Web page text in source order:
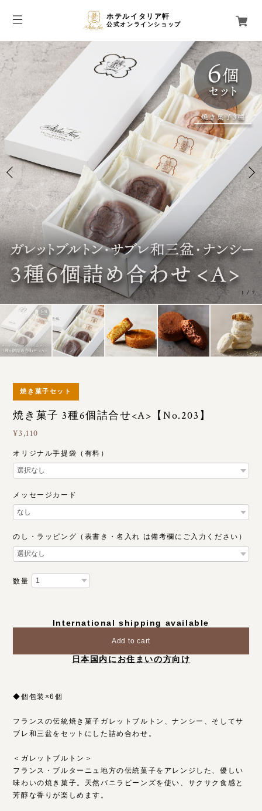
ホテルイタリア軒
公式オンラインショップ
1 /7
焼き菓子セット
焼き菓子 3種6個詰合せ<A>【No.203】
¥3,110
オリジナル手提袋（有料）
メッセージカード
のし・ラッピング（表書き・名入れ は備考欄にご入力ください）
数量
International shipping available
Add to cart
日本国内にお住まいの方向け
◆個包装×6個
フランスの伝統焼き菓子ガレットブルトン、ナンシー、そしてサ
ブレ和三盆をセットにした詰め合わせ。
＜ガレットブルトン＞
フランス・ブルターニュ地方の伝統菓子をアレンジした、優しい
味わいの焼き菓子。天然バニラビーンズを使い、サクサク食感と
芳醇な香りが楽しめます。